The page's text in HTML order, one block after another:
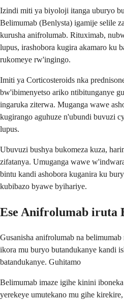
Izindi miti ya biyoloji itanga uburyo
Belimumab (Benlysta) igamije selile
kurusha anifrolumab. Rituximab,
lupus, irashobora kugira akamaro ku
rukomeye rw'ingingo.
Imiti ya Corticosteroids nka
bw'ibimenyetso ariko ntibitunganye
ingaruka ziterwa. Muganga wawe
kugirango aguhuze n'ubundi buvuzi
lupus.
Ubuvuzi bushya bukomeza kuza,
zifatanya. Umuganga wawe
bintu kandi ashobora kuganira ku
kubibazo byawe byihariye.
Ese Anifrolumab iruta
Gusanisha anifrolumab na
ikora mu buryo butandukanye kandi
batandukanye. Guhitamo
Belimumab imaze igihe kinini
yerekeye umutekano mu gihe